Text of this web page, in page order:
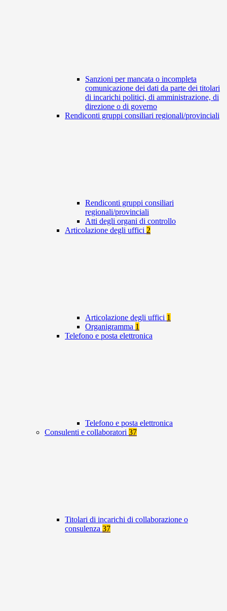
Sanzioni per mancata o incompleta
comunicazione dei dati da parte dei titolari
di incarichi politici, di amministrazione, di
direzione o di governo
Rendiconti gruppi consiliari regionali/provinciali
Rendiconti gruppi consiliari
regionali/provinciali
Atti degli organi di controllo
Articolazione degli uffici 2
Articolazione degli uffici 1
Organigramma 1
Telefono e posta elettronica
Telefono e posta elettronica
Consulenti e collaboratori 37
Titolari di incarichi di collaborazione o
consulenza 37